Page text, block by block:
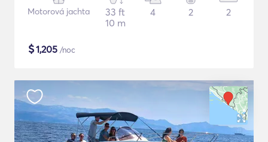
Motorová jachta
33 ft
10 m
4 2 2
$1,205 /noc